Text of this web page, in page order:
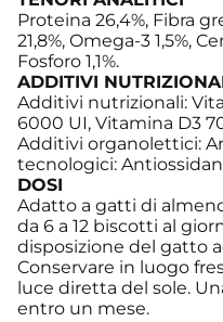
Proteina 26,4%, Fibra
21,8%, Omega-3 1,5%,
Fosforo 1,1%.
ADDITIVI
Additivi nutrizionali:
6000 UI, Vitamina D3
Additivi organolettici:
tecnologici:
DOSI
Adatto a gatti di
da 6 a 12 biscotti al
disposizione del gatto
Conservare in luogo
luce diretta del sole.
entro un mese.